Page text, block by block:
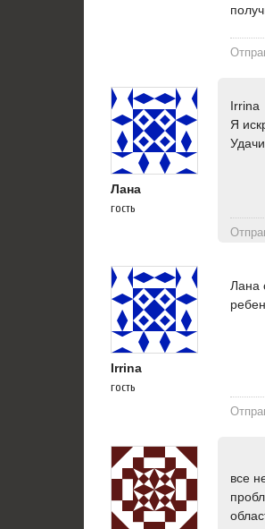
Лана
гость
Irrina
Я
Irrina
гость
Лана
все